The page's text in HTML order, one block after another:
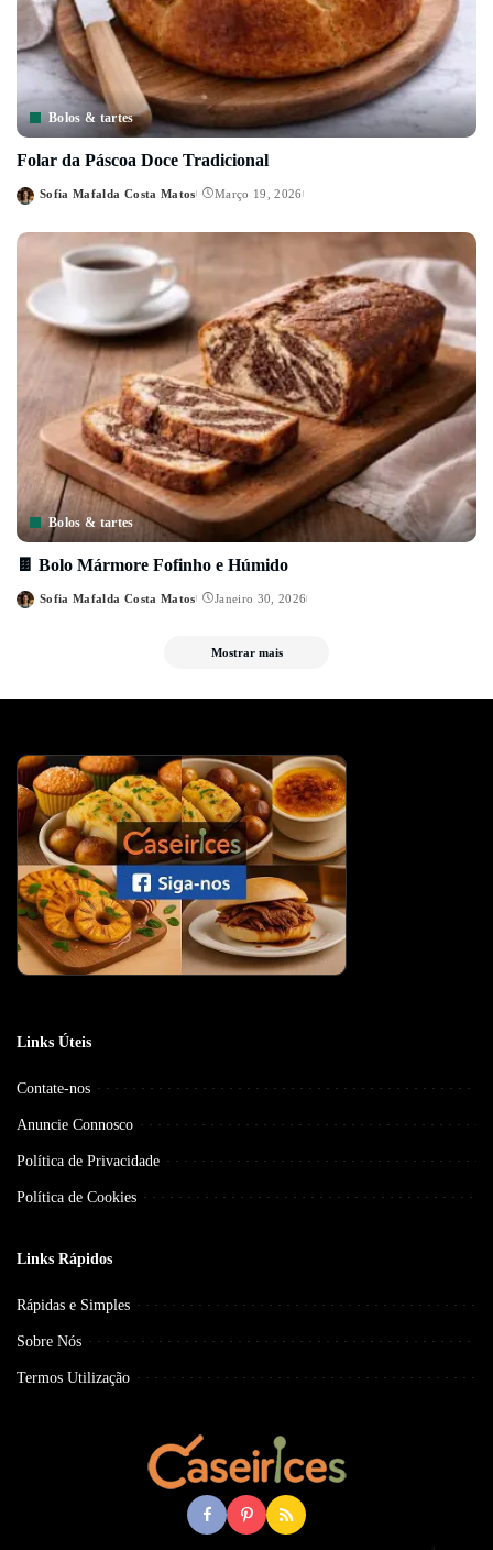
Bolos & tartes
Folar da Páscoa Doce Tradicional
Posted
Sofia Mafalda Costa Matos Março 19, 2026
Bolos & tartes
🍫 Bolo Mármore Fofinho e Húmido
Posted
Sofia Mafalda Costa Matos Janeiro 30, 2026
Mostrar mais
Links Úteis
Contate-nos
Anuncie Connosco
Política de Privacidade
Política de Cookies
Links Rápidos
Rápidas e Simples
Sobre Nós
Termos Utilização